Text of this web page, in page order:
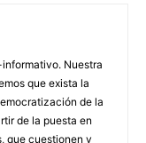
Nuestra
que exista la
de la
de la puesta en
que cuestionen y